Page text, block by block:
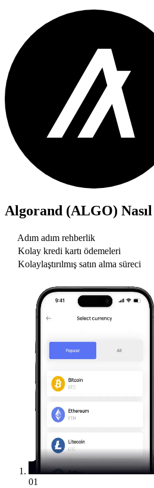
Algorand (ALGO)
Adım adım rehberlik
Kolay kredi kartı ödemeleri
Kolaylaştırılmış satın alma süreci
01